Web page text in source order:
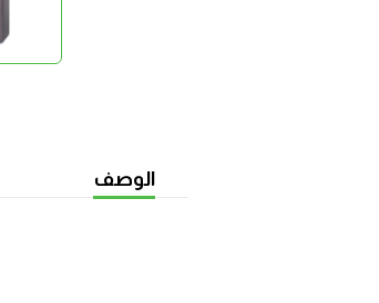
الوصف